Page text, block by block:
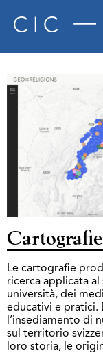
Cartografie
Le cartografie
ricerca applicata
università, dei
educativi e pratici.
l’insediamento di
sul territorio
loro storia, le